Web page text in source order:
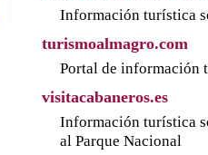
Información turística
turismoalmagro.com
Portal de información
visitacabaneros.es
Información turística
al Parque Nacional